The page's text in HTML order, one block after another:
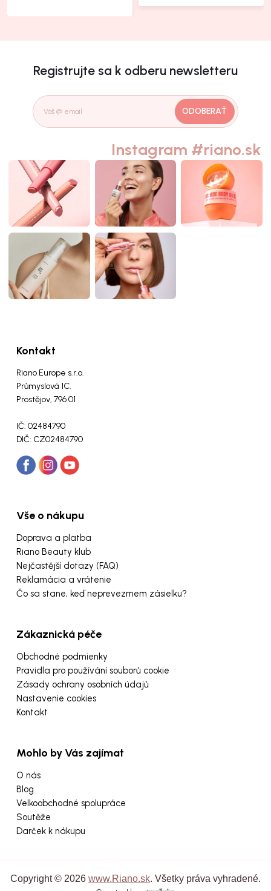
Registrujte sa k odberu newsletteru
ODOBERAŤ
Instagram #riano.sk
Kontakt
Riano Europe s.r.o.
Průmyslová 1C.
Prostějov, 796 01
IČ: 02484790
DIČ: CZ02484790
Vše o nákupu
Doprava a platba
Riano Beauty klub
Nejčastější dotazy (FAQ)
Reklamácia a vrátenie
Čo sa stane, keď neprevezmem zásielku?
Zákaznická péče
Obchodné podmienky
Pravidla pro používání souborů cookie
Zásady ochrany osobních údajů
Nastavenie cookies
Kontakt
Mohlo by Vás zajímat
O nás
Blog
Velkoobchodné spolupráce
Soutěže
Darček k nákupu
Copyright © 2026 www.Riano.sk. Všetky práva vyhradené.